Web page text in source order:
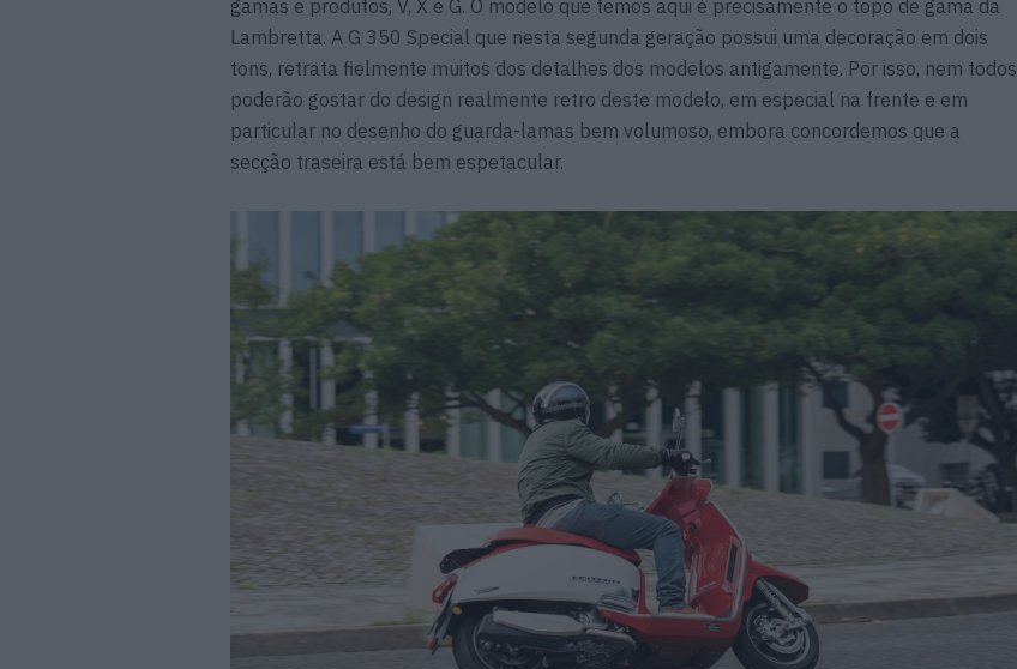
gamas e produtos, V, X e G. O modelo que temos aqui é precisamente o topo de gama da
Lambretta. A G 350 Special que nesta segunda geração possui uma decoração em dois
tons, retrata fielmente muitos dos detalhes dos modelos antigamente. Por isso, nem todos
poderão gostar do design realmente retro deste modelo, em especial na frente e em
particular no desenho do guarda-lamas bem volumoso, embora concordemos que a
secção traseira está bem espetacular.